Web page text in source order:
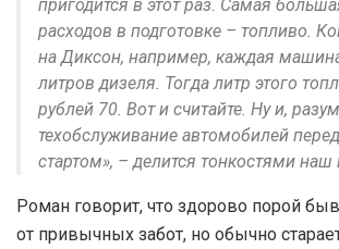
пригодится в этот раз. Самая
расходов в подготовке – топливо.
на Диксон, например, каждая
литров дизеля. Тогда литр этого
рублей 70. Вот и считайте. Ну и,
техобслуживание автомобилей
стартом», – делится тонкостями наш
Роман говорит, что здорово порой
от привычных забот, но обычно